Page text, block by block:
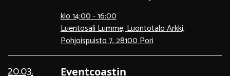
klo 14:00 - 16:00
Luentosali Lumme, Luontotalo Arkki,
Pohjoispuisto 7, 28100 Pori
20.03.
Eventcoastin